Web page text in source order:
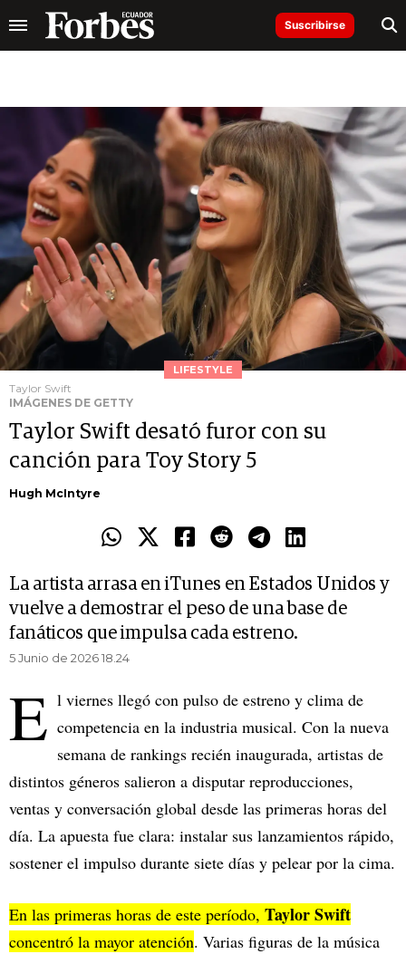
Suscribirse
LIFESTYLE
Taylor Swift
IMÁGENES DE GETTY
Taylor Swift desató furor con su
canción para Toy Story 5
Hugh McIntyre
La artista arrasa en iTunes en Estados Unidos y
vuelve a demostrar el peso de una base de
fanáticos que impulsa cada estreno.
5 Junio de 2026 18.24
E l viernes llegó con pulso de estreno y clima de
competencia en la industria musical. Con la nueva
semana de rankings recién inaugurada, artistas de
distintos géneros salieron a disputar reproducciones,
ventas y conversación global desde las primeras horas del
día. La apuesta fue clara: instalar sus lanzamientos rápido,
sostener el impulso durante siete días y pelear por la cima.
En las primeras horas de este período, Taylor Swift
concentró la mayor atención. Varias figuras de la música